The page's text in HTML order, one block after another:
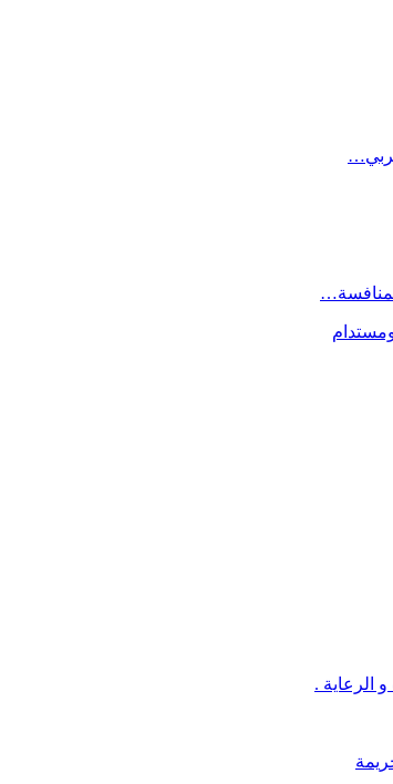
الرعاية .